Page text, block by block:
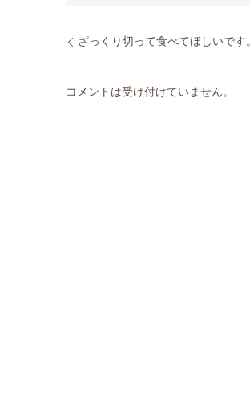
ざっくり切って食べてほしいです。
コメントは受け付けていません。